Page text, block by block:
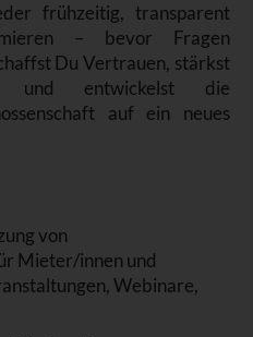
frühzeitig, transparent
– bevor Fragen
Du Vertrauen, stärkst
und entwickelst die
auf ein neues
von
Mieter/innen und
Webinare,